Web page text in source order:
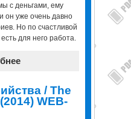
с деньгами, ему
он уже очень давно
Но по счастливой
для него работа.
/ The
WEB-